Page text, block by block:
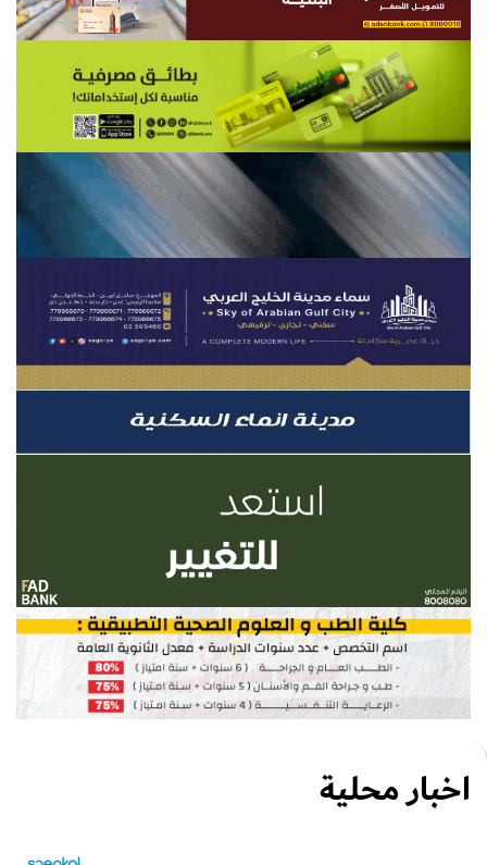
اخبار محلية